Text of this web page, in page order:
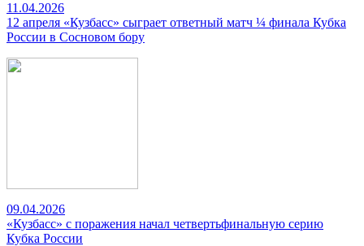
11.04.2026
12 апреля «Кузбасс» сыграет ответный матч ¼ финала Кубка
России в Сосновом бору
09.04.2026
«Кузбасс» с поражения начал четвертьфинальную серию
Кубка России